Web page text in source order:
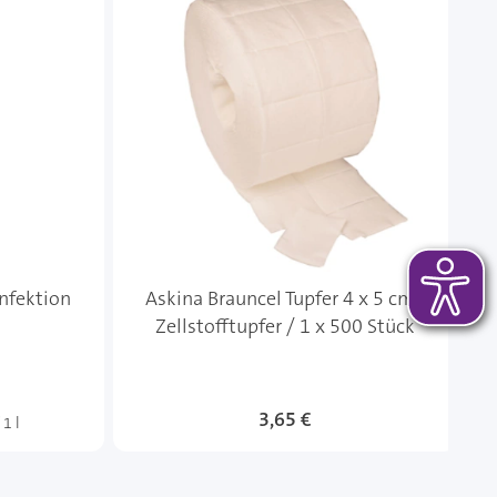
l
Askina Brauncel Tupfer 4 x 5 cm -
Zellstofftupfer / 1 x 500 Stück
3,65 €